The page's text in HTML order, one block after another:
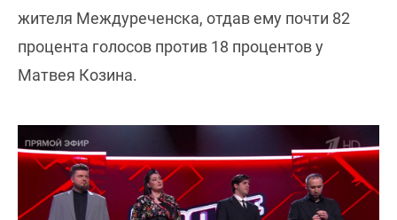
жителя Междуреченска, отдав ему почти 82
процента голосов против 18 процентов у
Матвея Козина.